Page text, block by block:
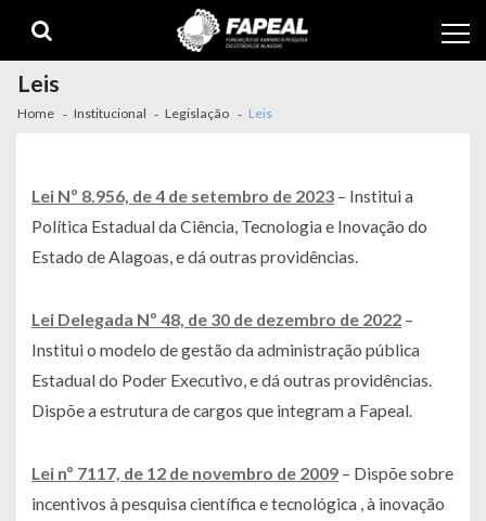
navigation
content
Leis
Home Institucional Legislação Leis
Lei Nº 8.956, de 4 de setembro de 2023 – Institui a
Política Estadual da Ciência, Tecnologia e Inovação do
Estado de Alagoas, e dá outras providências.
Lei Delegada Nº 48, de 30 de dezembro de 2022 –
Institui o modelo de gestão da administração pública
Estadual do Poder Executivo, e dá outras providências.
Dispõe a estrutura de cargos que integram a Fapeal.
Lei nº 7117, de 12 de novembro de 2009 – Dispõe sobre
incentivos à pesquisa científica e tecnológica , à inovação